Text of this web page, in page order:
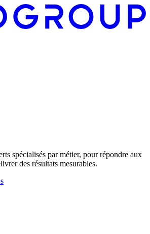
spécialisés par métier, pour répondre aux
des résultats mesurables.